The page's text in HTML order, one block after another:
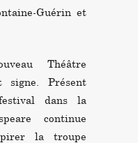
Guérin et
Théâtre
signe. Présent
dans la
continue
la troupe